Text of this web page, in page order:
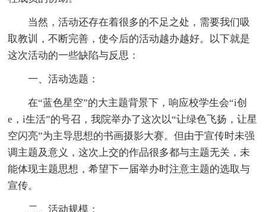
当然，活动还存在着很多的不足之处，需要我们吸
取教训，不断完善，使今后的活动越办越好。以下就是
这次活动的一些缺陷与反思：
一、活动选题：
在“蓝色星空”的大主题背景下，响应校学生会“i创
e，i生活”的号召，我院举办了这次以“让绿色飞扬，让星
空闪亮”为主导思想的书画摄影大赛。但由于宣传时未强
调主题及意义，这次上交的作品很多都与主题无关，未
能体现主题思想，希望下一届举办时注意主题的选取与
宣传。
二、活动规模：